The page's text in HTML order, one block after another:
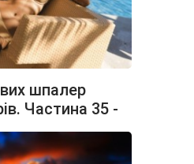
шпалер
Частина 35 -